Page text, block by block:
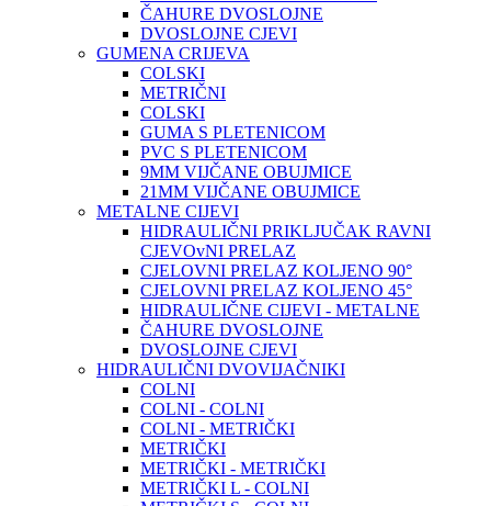
ČAHURE DVOSLOJNE
DVOSLOJNE CJEVI
GUMENA CRIJEVA
COLSKI
METRIČNI
COLSKI
GUMA S PLETENICOM
PVC S PLETENICOM
9MM VIJČANE OBUJMICE
21MM VIJČANE OBUJMICE
METALNE CIJEVI
HIDRAULIČNI PRIKLJUČAK RAVNI
CJEVOvNI PRELAZ
CJELOVNI PRELAZ KOLJENO 90°
CJELOVNI PRELAZ KOLJENO 45°
HIDRAULIČNE CIJEVI - METALNE
ČAHURE DVOSLOJNE
DVOSLOJNE CJEVI
HIDRAULIČNI DVOVIJAČNIKI
COLNI
COLNI - COLNI
COLNI - METRIČKI
METRIČKI
METRIČKI - METRIČKI
METRIČKI L - COLNI